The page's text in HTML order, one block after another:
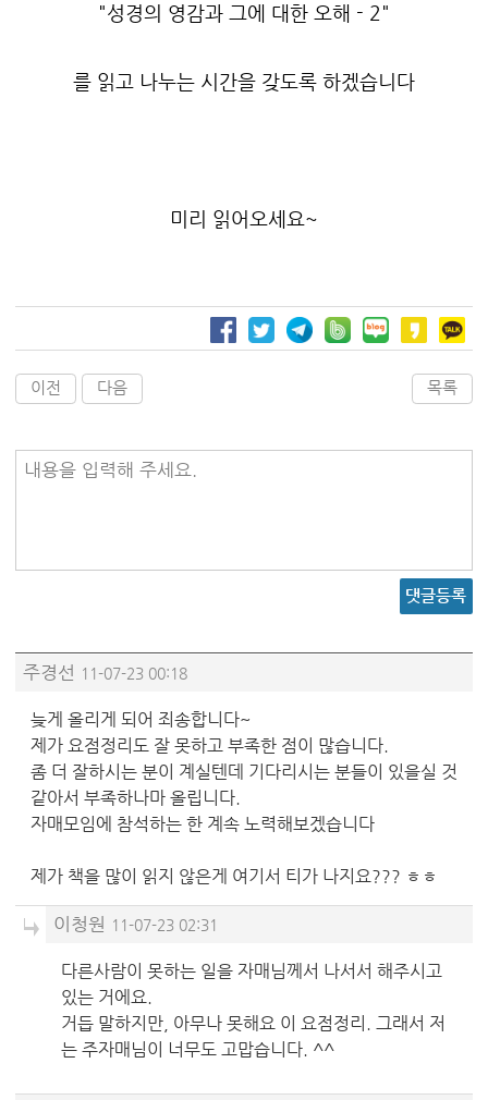
"성경의 영감과 그에 대한 오해 - 2"
를 읽고 나누는 시간을 갖도록 하겠습니다
미리 읽어오세요~
이전 다음 목록
내용을 입력해 주세요.
댓글등록
주경선 11-07-23 00:18
늦게 올리게 되어 죄송합니다~
제가 요점정리도 잘 못하고 부족한 점이 많습니다.
좀 더 잘하시는 분이 계실텐데 기다리시는 분들이 있을실 것
같아서 부족하나마 올립니다.
자매모임에 참석하는 한 계속 노력해보겠습니다
제가 책을 많이 읽지 않은게 여기서 티가 나지요??? ㅎㅎ
이청원 11-07-23 02:31
다른사람이 못하는 일을 자매님께서 나서서 해주시고
있는 거에요.
거듭 말하지만, 아무나 못해요 이 요점정리. 그래서 저
는 주자매님이 너무도 고맙습니다. ^^